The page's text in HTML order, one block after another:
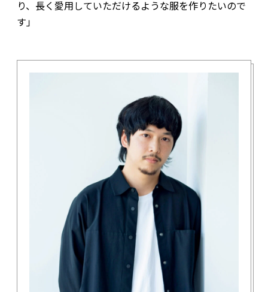
り、長く愛用していただけるような服を作りたいので
す」